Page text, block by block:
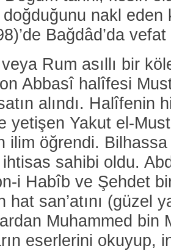
doğduğunu nakl eden
Bağdâd’da
Rum asıllı bir
Abbasî halîfesi
alındı. Halîfenin
yetişen Yakut el-
ilim öğrendi.
sahibi oldu.
i Habîb ve Şehdet
hat san’atını (güzel
Muhammed bin
eserlerini okuyup,